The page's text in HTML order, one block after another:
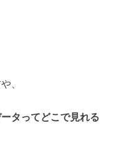
、
タってどこで見れる